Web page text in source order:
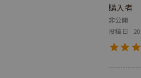
購入者
非公開
投稿日